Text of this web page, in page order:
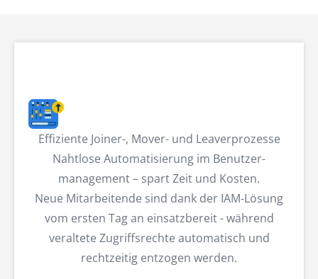
Effiziente Joiner-, Mover- und Leaverprozesse
Nahtlose Automatisierung im Benutzer­
management – spart Zeit und Kosten.
Neue Mitarbeitende sind dank der IAM-Lösung
vom ersten Tag an einsatzbereit - während
veraltete Zugriffsrechte automatisch und
rechtzeitig entzogen werden.